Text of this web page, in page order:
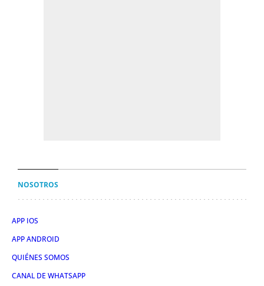
NOSOTROS
APP IOS
APP ANDROID
QUIÉNES SOMOS
CANAL DE WHATSAPP